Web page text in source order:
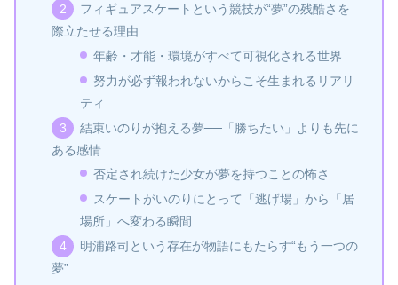
フィギュアスケートという競技が“夢”の残酷さを
際立たせる理由
年齢・才能・環境がすべて可視化される世界
努力が必ず報われないからこそ生まれるリアリ
ティ
結束いのりが抱える夢──「勝ちたい」よりも先に
ある感情
否定され続けた少女が夢を持つことの怖さ
スケートがいのりにとって「逃げ場」から「居
場所」へ変わる瞬間
明浦路司という存在が物語にもたらす“もう一つの
夢”